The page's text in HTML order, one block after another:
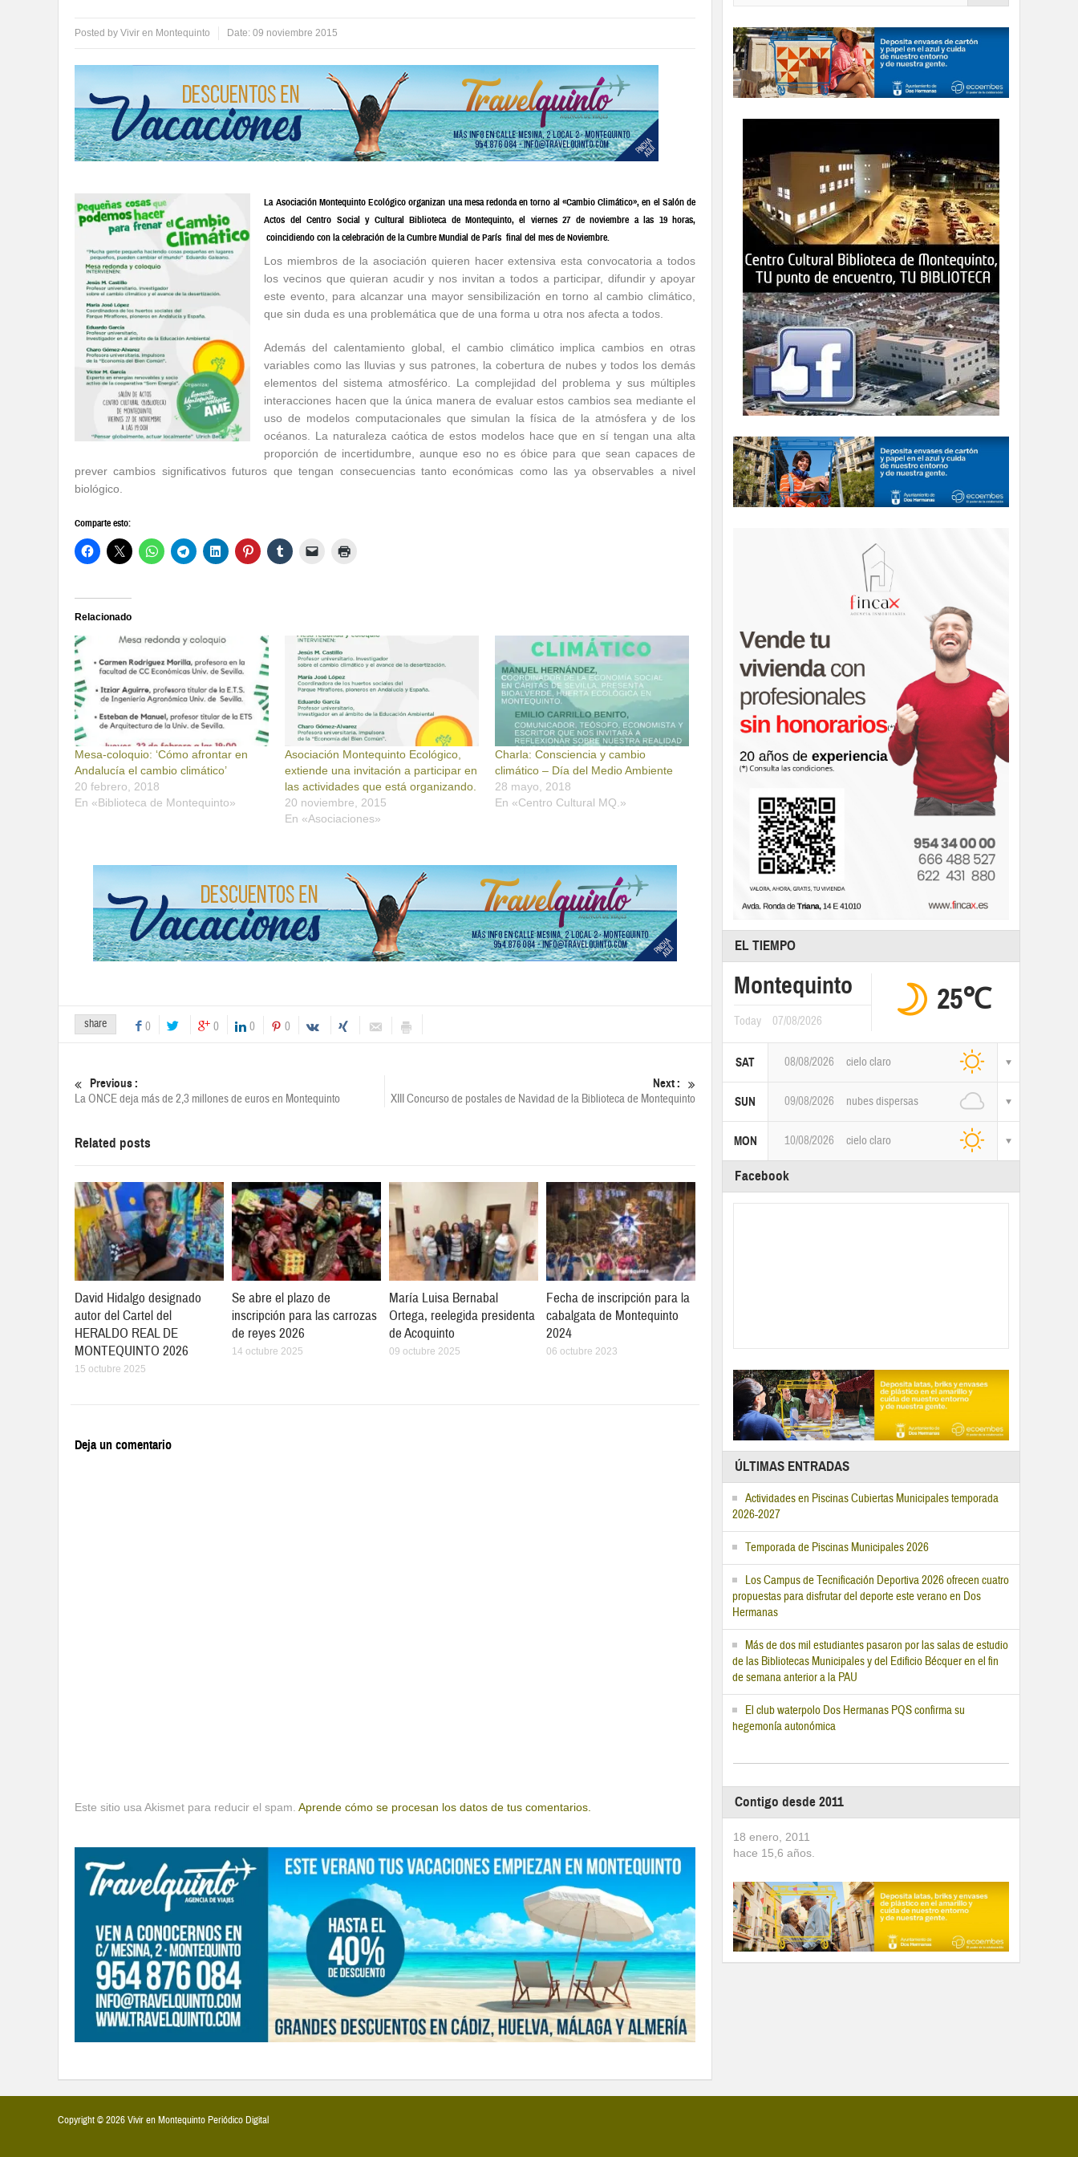
Posted by Vivir en Montequinto Date: 09 noviembre 2015
La Asociación Montequinto Ecológico organizan una mesa redonda en torno al «Cambio Climático», en el Salón de
Actos del Centro Social y Cultural Biblioteca de Montequinto, el viernes 27 de noviembre a las 19 horas,
coincidiendo con la celebración de la Cumbre Mundial de París final del mes de Noviembre.
Los miembros de la asociación quieren hacer extensiva esta convocatoria a todos
los vecinos que quieran acudir y nos invitan a todos a participar, difundir y apoyar
este evento, para alcanzar una mayor sensibilización en torno al cambio climático,
que sin duda es una problemática que de una forma u otra nos afecta a todos.
Además del calentamiento global, el cambio climático implica cambios en otras
variables como las lluvias y sus patrones, la cobertura de nubes y todos los demás
elementos del sistema atmosférico. La complejidad del problema y sus múltiples
interacciones hacen que la única manera de evaluar estos cambios sea mediante el
uso de modelos computacionales que simulan la física de la atmósfera y de los
océanos. La naturaleza caótica de estos modelos hace que en sí tengan una alta
proporción de incertidumbre, aunque eso no es óbice para que sean capaces de
prever cambios significativos futuros que tengan consecuencias tanto económicas como las ya observables a nivel
biológico.
Comparte esto:
Relacionado
Mesa-coloquio: ‘Cómo afrontar en
Andalucía el cambio climático’
20 febrero, 2018
En «Biblioteca de Montequinto»
Asociación Montequinto Ecológico,
extiende una invitación a participar en
las actividades que está organizando.
20 noviembre, 2015
En «Asociaciones»
Charla: Consciencia y cambio
climático – Día del Medio Ambiente
28 mayo, 2018
En «Centro Cultural MQ.»
share 0 0 0 0
Previous :
La ONCE deja más de 2,3 millones de euros en Montequinto
Next :
XIII Concurso de postales de Navidad de la Biblioteca de Montequinto
Related posts
David Hidalgo designado
autor del Cartel del
HERALDO REAL DE
MONTEQUINTO 2026
15 octubre 2025
Se abre el plazo de
inscripción para las carrozas
de reyes 2026
14 octubre 2025
María Luisa Bernabal
Ortega, reelegida presidenta
de Acoquinto
09 octubre 2025
Fecha de inscripción para la
cabalgata de Montequinto
2024
06 octubre 2023
Deja un comentario
Este sitio usa Akismet para reducir el spam. Aprende cómo se procesan los datos de tus comentarios.
EL TIEMPO
Montequinto
Today 07/08/2026
25℃
SAT 08/08/2026 cielo claro
SUN 09/08/2026 nubes dispersas
MON 10/08/2026 cielo claro
Facebook
ÚLTIMAS ENTRADAS
Actividades en Piscinas Cubiertas Municipales temporada
2026-2027
Temporada de Piscinas Municipales 2026
Los Campus de Tecnificación Deportiva 2026 ofrecen cuatro
propuestas para disfrutar del deporte este verano en Dos
Hermanas
Más de dos mil estudiantes pasaron por las salas de estudio
de las Bibliotecas Municipales y del Edificio Bécquer en el fin
de semana anterior a la PAU
El club waterpolo Dos Hermanas PQS confirma su
hegemonía autonómica
Contigo desde 2011
18 enero, 2011
hace 15,6 años.
Copyright © 2026 Vivir en Montequinto Periódico Digital